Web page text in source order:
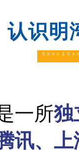
认识明
一所独
讯、